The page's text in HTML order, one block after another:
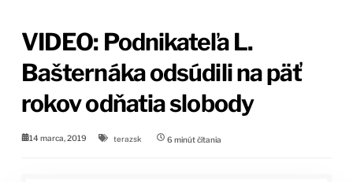
VIDEO: Podnikateľa L.
Bašternáka odsúdili na päť
rokov odňatia slobody
14 marca, 2019 terazsk 6minút čítania